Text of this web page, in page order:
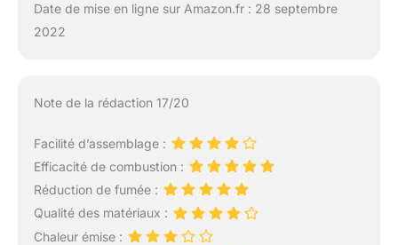
Date de mise en ligne sur Amazon.fr : 28 septembre
2022
Note de la rédaction 17/20
Facilité d’assemblage :
Efficacité de combustion :
Réduction de fumée :
Qualité des matériaux :
Chaleur émise :